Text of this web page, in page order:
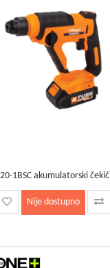
1BSC akumulatorski čekić
Nije dostupno